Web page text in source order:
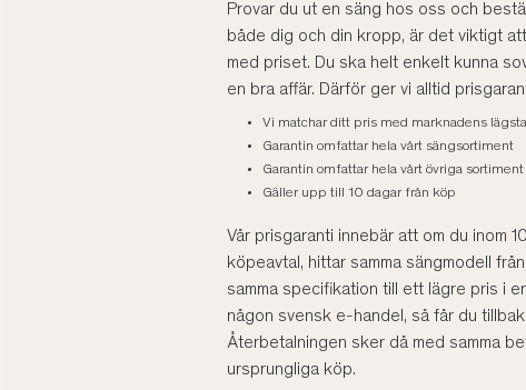
Provar du ut en säng hos oss och
både dig och din kropp, är det viktigt
med priset. Du ska helt enkelt kunna
en bra affär. Därför ger vi alltid
Vi matchar ditt pris med marknadens lägsta
Garantin omfattar hela vårt sängsortiment
Garantin omfattar hela vårt övriga sortiment
Gäller upp till 10 dagar från köp
Vår prisgaranti innebär att om du inom
köpeavtal, hittar samma sängmodell
samma specifikation till ett lägre pris i
någon svensk e-handel, så får du
Återbetalningen sker då med samma
ursprungliga köp.